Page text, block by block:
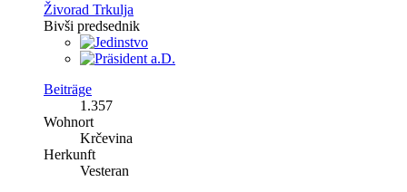
Živorad Trkulja
Bivši predsednik
Beiträge
1.357
Wohnort
Krčevina
Herkunft
Vesteran